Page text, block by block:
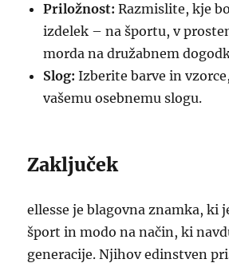
Priložnost: Razmislite, kje
izdelek – na športu, v
morda na družabnem
Slog: Izberite barve in
vašemu osebnemu slogu.
Zaključek
ellesse je blagovna znamka, ki
šport in modo na način, ki
generacije. Njihov edinstven